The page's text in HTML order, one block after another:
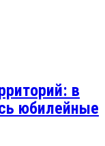
в
юбилейные